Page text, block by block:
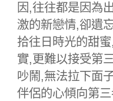
因,往往都是因為
激的新戀情,卻遺
拾往日時光的甜
實,更難以接受第
吵鬧,無法拉下面
伴侶的心傾向第